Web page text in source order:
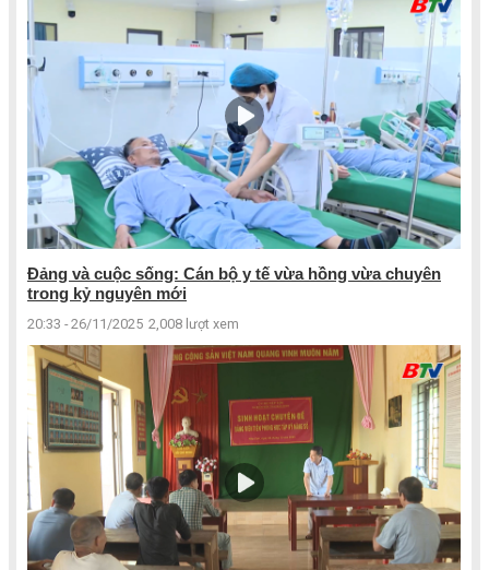
Đảng và cuộc sống: Cán bộ y tế vừa hồng vừa chuyên
trong kỷ nguyên mới
20:33 - 26/11/2025 2,008 lượt xem